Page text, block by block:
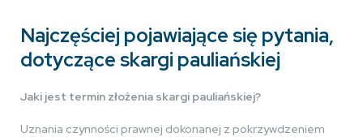
Najczęściej pojawiające się pytania,
dotyczące skargi pauliańskiej
Jaki jest termin złożenia skargi pauliańskiej?
Uznania czynności prawnej dokonanej z pokrzywdzeniem